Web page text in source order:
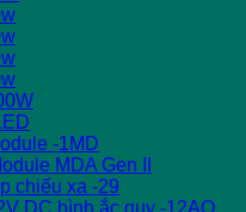
-1MD
MDA Gen II
chiếu xa -29
DC bình ắc quy -12AQ